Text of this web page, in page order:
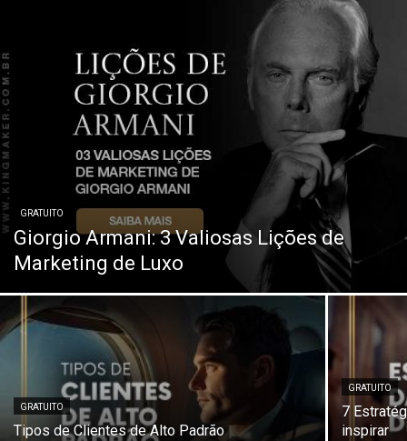
Padrão,
GRATUITO
Giorgio Armani: 3 Valiosas Lições de
Marketing de Luxo
GRATUITO
Tipos de Clientes de Alto Padrão
GRATUITO
7
inspirar